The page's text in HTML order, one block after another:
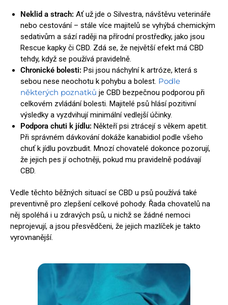
Neklid a strach: Ať už jde o Silvestra, návštěvu veterináře
nebo cestování – stále více majitelů se vyhýbá chemickým
sedativům a sází raději na přírodní prostředky, jako jsou
Rescue kapky či CBD. Zdá se, že největší efekt má CBD
tehdy, když se používá pravidelně.
Chronické bolesti: Psi jsou náchylní k artróze, která s
sebou nese neochotu k pohybu a bolest. Podle
některých poznatků je CBD bezpečnou podporou při
celkovém zvládání bolesti. Majitelé psů hlásí pozitivní
výsledky a vyzdvihují minimální vedlejší účinky.
Podpora chuti k jídlu: Někteří psi ztrácejí s věkem apetit.
Při správném dávkování dokáže kanabidiol podle všeho
chuť k jídlu povzbudit. Mnozí chovatelé dokonce pozorují,
že jejich pes jí ochotněji, pokud mu pravidelně podávají
CBD.
Vedle těchto běžných situací se CBD u psů používá také
preventivně pro zlepšení celkové pohody. Řada chovatelů na
něj spoléhá i u zdravých psů, u nichž se žádné nemoci
neprojevují, a jsou přesvědčeni, že jejich mazlíček je takto
vyrovnanější.